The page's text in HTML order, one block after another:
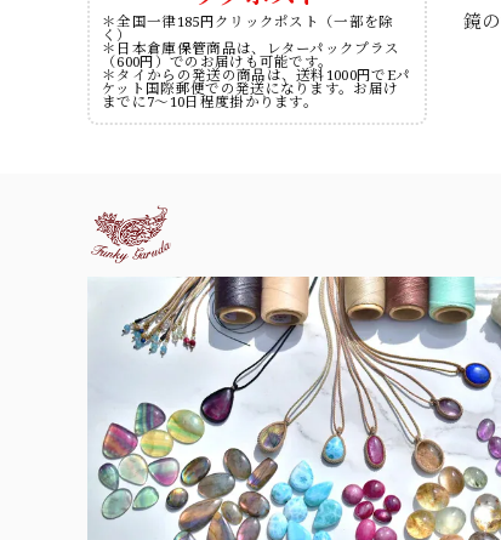
＊全国一律185円クリックポスト（一部を除
く）
＊日本倉庫保管商品は、レターパックプラス
（600円）でのお届けも可能です。
＊タイからの発送の商品は、送料1000円でEパ
ケット国際郵便での発送になります。お届け
までに7～10日程度掛かります。
鏡